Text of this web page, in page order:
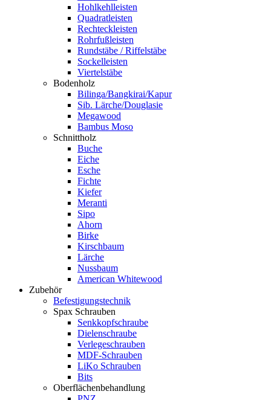
Hohlkehlleisten
Quadratleisten
Rechteckleisten
Rohrfußleisten
Rundstäbe / Riffelstäbe
Sockelleisten
Viertelstäbe
Bodenholz
Bilinga/Bangkirai/Kapur
Sib. Lärche/Douglasie
Megawood
Bambus Moso
Schnittholz
Buche
Eiche
Esche
Fichte
Kiefer
Meranti
Sipo
Ahorn
Birke
Kirschbaum
Lärche
Nussbaum
American Whitewood
Zubehör
Befestigungstechnik
Spax Schrauben
Senkkopfschraube
Dielenschraube
Verlegeschrauben
MDF-Schrauben
LiKo Schrauben
Bits
Oberflächenbehandlung